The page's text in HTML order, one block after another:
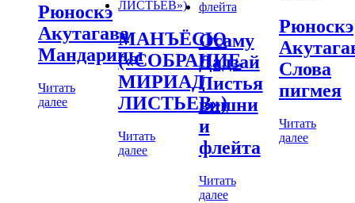
Рюноскэ
Акутагава
Мандарины
Читать
далее
МАНЪЁСЮ
(«СОБРАНИЕ
МИРИАД
ЛИСТЬЕВ»)
Читать
далее
Осаму
Дадзай
Листья
вишни
и
флейта
Читать
далее
Рюноскэ
Слова
пигмея
Читать
далее